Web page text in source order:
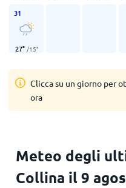
31
27° /15°
Clicca su un giorno per
ora
Meteo degli
Collina il 9